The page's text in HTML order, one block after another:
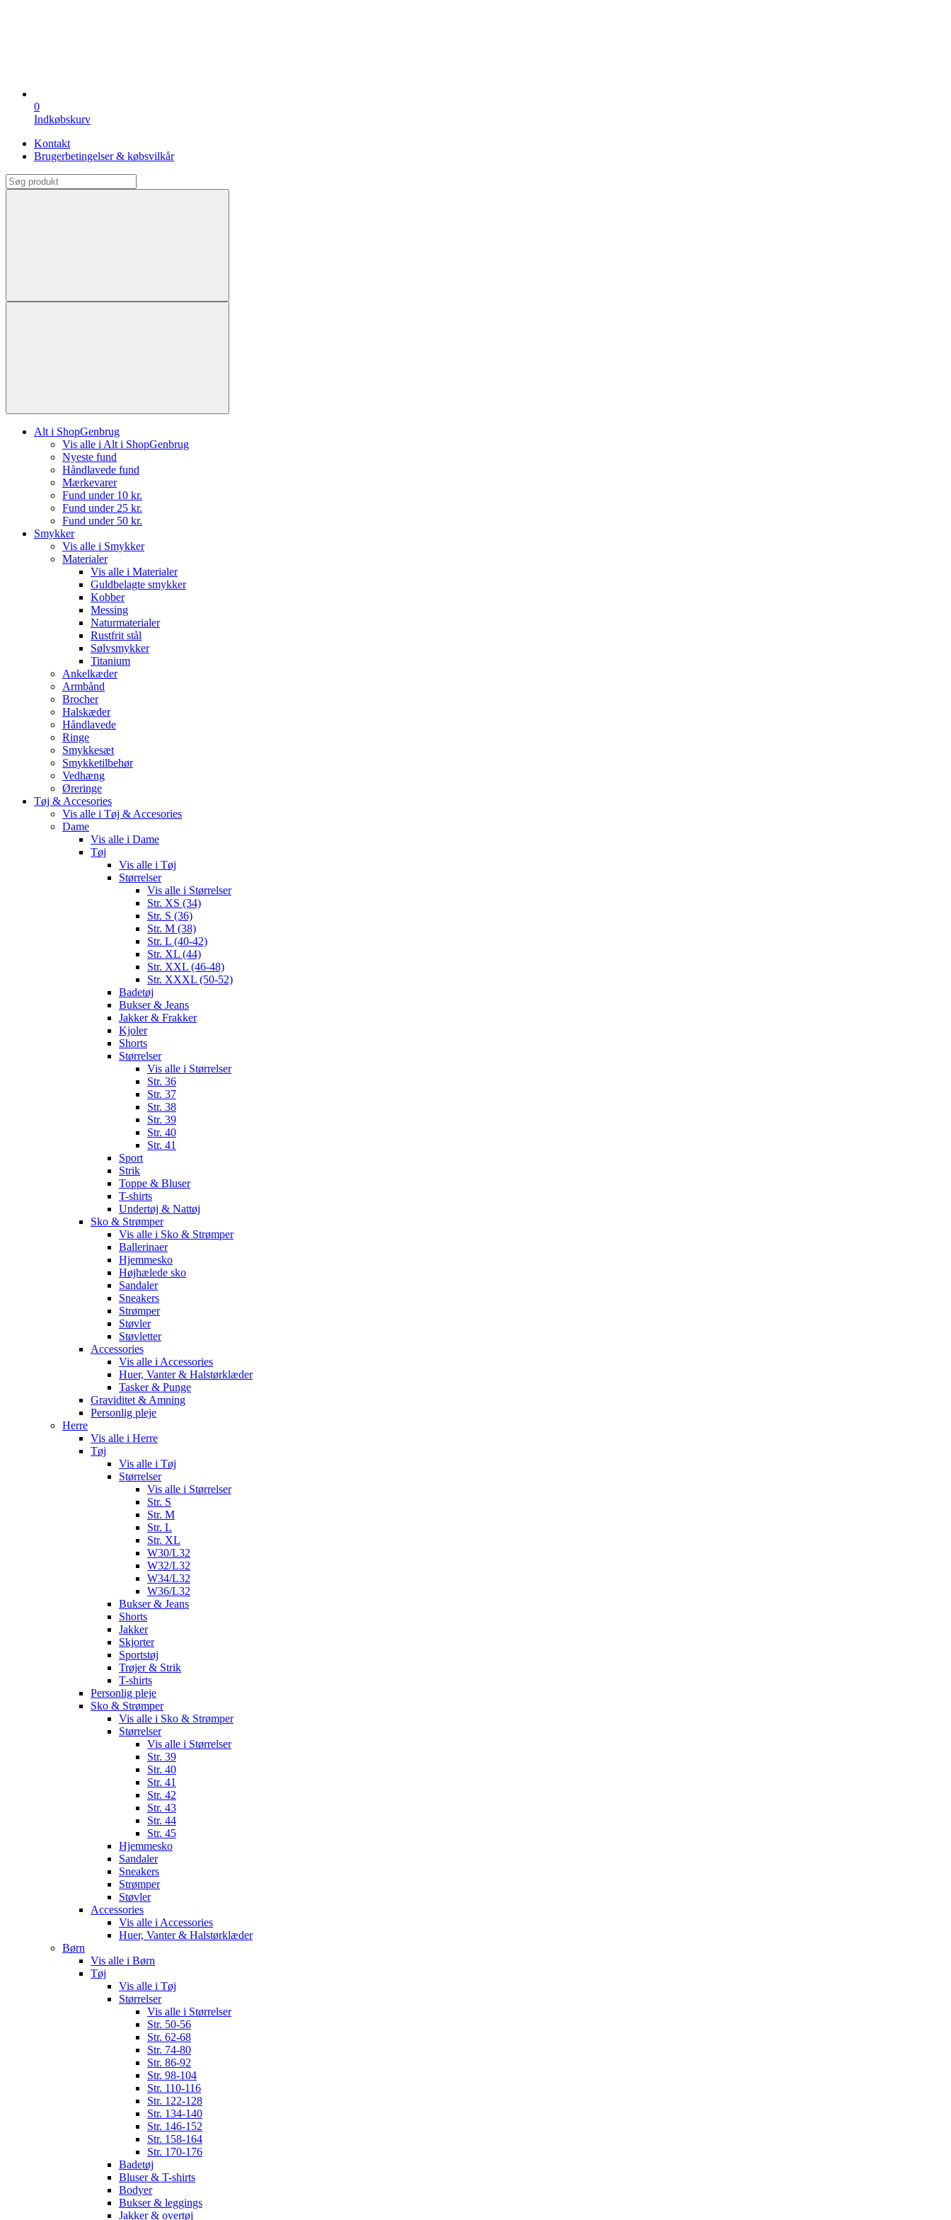
0
Indkøbskurv
Kontakt
Brugerbetingelser & købsvilkår
Alt i ShopGenbrug
Vis alle i Alt i ShopGenbrug
Nyeste fund
Håndlavede fund
Mærkevarer
Fund under 10 kr.
Fund under 25 kr.
Fund under 50 kr.
Smykker
Vis alle i Smykker
Materialer
Vis alle i Materialer
Guldbelagte smykker
Kobber
Messing
Naturmaterialer
Rustfrit stål
Sølvsmykker
Titanium
Ankelkæder
Armbånd
Brocher
Halskæder
Håndlavede
Ringe
Smykkesæt
Smykketilbehør
Vedhæng
Øreringe
Tøj & Accesories
Vis alle i Tøj & Accesories
Dame
Vis alle i Dame
Tøj
Vis alle i Tøj
Størrelser
Vis alle i Størrelser
Str. XS (34)
Str. S (36)
Str. M (38)
Str. L (40-42)
Str. XL (44)
Str. XXL (46-48)
Str. XXXL (50-52)
Badetøj
Bukser & Jeans
Jakker & Frakker
Kjoler
Shorts
Størrelser
Vis alle i Størrelser
Str. 36
Str. 37
Str. 38
Str. 39
Str. 40
Str. 41
Sport
Strik
Toppe & Bluser
T-shirts
Undertøj & Nattøj
Sko & Strømper
Vis alle i Sko & Strømper
Ballerinaer
Hjemmesko
Højhælede sko
Sandaler
Sneakers
Strømper
Støvler
Støvletter
Accessories
Vis alle i Accessories
Huer, Vanter & Halstørklæder
Tasker & Punge
Graviditet & Amning
Personlig pleje
Herre
Vis alle i Herre
Tøj
Vis alle i Tøj
Størrelser
Vis alle i Størrelser
Str. S
Str. M
Str. L
Str. XL
W30/L32
W32/L32
W34/L32
W36/L32
Bukser & Jeans
Shorts
Jakker
Skjorter
Sportstøj
Trøjer & Strik
T-shirts
Personlig pleje
Sko & Strømper
Vis alle i Sko & Strømper
Størrelser
Vis alle i Størrelser
Str. 39
Str. 40
Str. 41
Str. 42
Str. 43
Str. 44
Str. 45
Hjemmesko
Sandaler
Sneakers
Strømper
Støvler
Accessories
Vis alle i Accessories
Huer, Vanter & Halstørklæder
Børn
Vis alle i Børn
Tøj
Vis alle i Tøj
Størrelser
Vis alle i Størrelser
Str. 50-56
Str. 62-68
Str. 74-80
Str. 86-92
Str. 98-104
Str. 110-116
Str. 122-128
Str. 134-140
Str. 146-152
Str. 158-164
Str. 170-176
Badetøj
Bluser & T-shirts
Bodyer
Bukser & leggings
Jakker & overtøj